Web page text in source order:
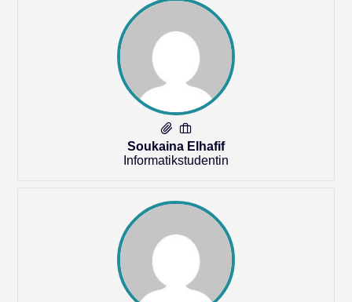
Soukaina Elhafif
Informatikstudentin